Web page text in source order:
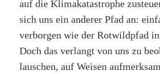
auf die Klimakatastrophe
sich uns ein anderer Pfad an:
verborgen wie der Rotwildpfad
Doch das verlangt von uns zu
lauschen, auf Weisen